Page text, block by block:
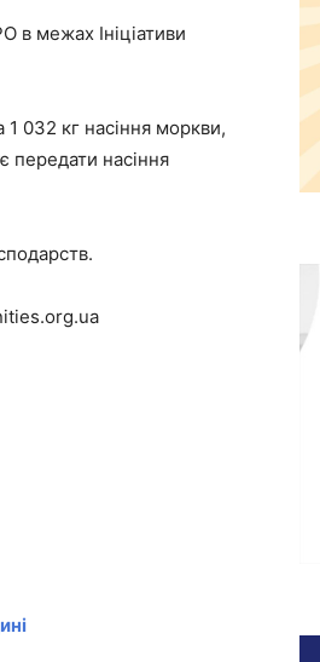
в межах Ініціативи
1 032 кг насіння моркви,
передати насіння